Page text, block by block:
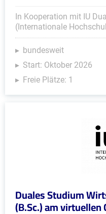
In Kooperation mit IU
(Internationale
bundesweit
Start: Oktober 2026
Freie Plätze: 1
Duales Studium
(B.Sc.) am virtuellen